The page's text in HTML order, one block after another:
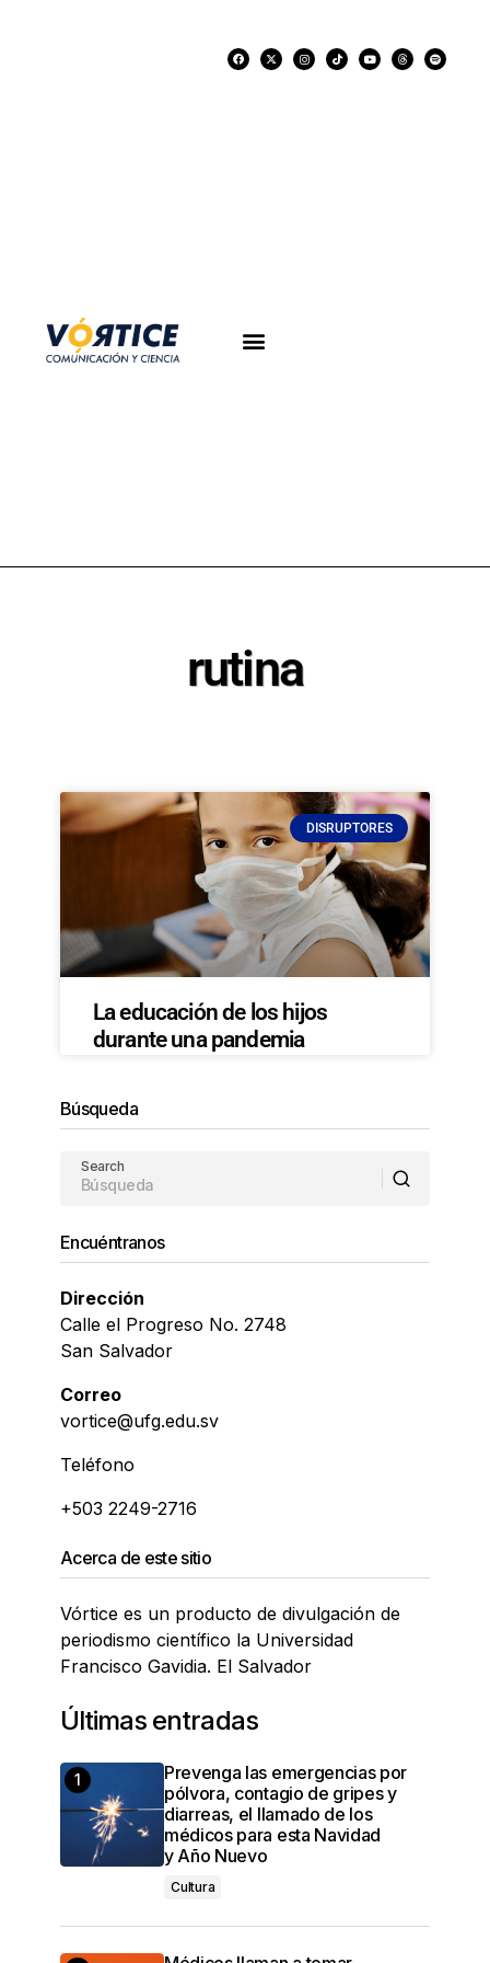
rutina
DISRUPTORES
La educación de los hijos
durante una pandemia
Búsqueda
Search
Encuéntranos
Dirección
Calle el Progreso No. 2748
San Salvador
Correo
vortice@ufg.edu.sv
Teléfono
+503 2249-2716
Acerca de este sitio
Vórtice es un producto de divulgación de
periodismo científico la Universidad
Francisco Gavidia. El Salvador
Últimas entradas
Prevenga las emergencias por
pólvora, contagio de gripes y
diarreas, el llamado de los
médicos para esta Navidad
y Año Nuevo
Cultura